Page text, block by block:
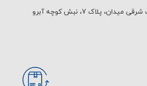
پلاک 7، نبش کوچه آبرو